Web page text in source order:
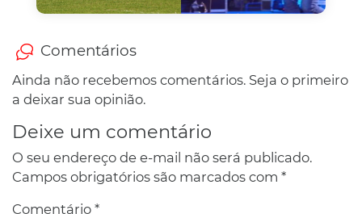
Comentários
Ainda não recebemos comentários. Seja o primeiro
a deixar sua opinião.
Deixe um comentário
O seu endereço de e-mail não será publicado.
Campos obrigatórios são marcados com *
Comentário *